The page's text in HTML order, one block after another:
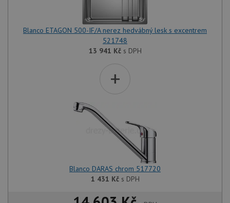
Blanco ETAGON 500-IF/A nerez hedvábný lesk s excentrem
521748
13 941 Kčs DPH
+
Blanco DARAS chrom 517720
1 431 Kčs DPH